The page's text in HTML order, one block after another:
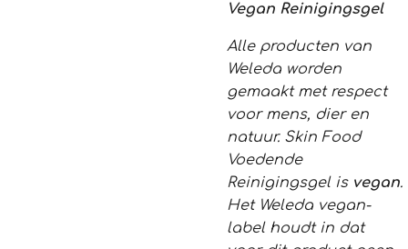
Vegan Reinigingsgel
Alle producten van
Weleda worden
gemaakt met respect
voor mens, dier en
natuur. Skin Food
Voedende
Reinigingsgel is vegan.
Het Weleda vegan-
label houdt in dat